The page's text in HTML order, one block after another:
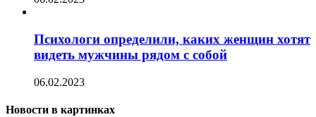
Психологи определили, каких женщин хотят
видеть мужчины рядом с собой
06.02.2023
Новости в картинках